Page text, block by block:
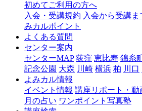
初めてご利用の方へ
入会・受講規約 入会から受講ま
みカルポイント
よくある質問
センター案内
センターMAP 荻窪 恵比寿 錦糸
記念公園 大森 川崎 横浜 柏 川口
よみカル情報
イベント情報 講座リポート・動
月の占い ワンポイント写真塾